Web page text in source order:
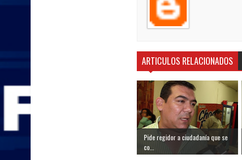
ARTICULOS RELACIONADOS
Pide regidor a ciudadanía que se
co...